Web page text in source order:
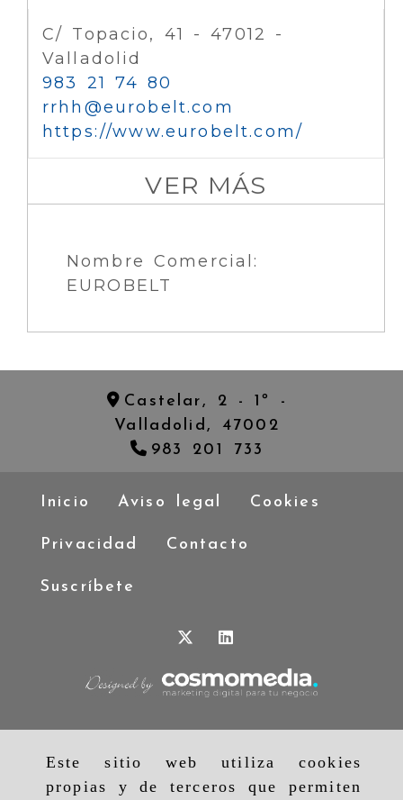
Este sitio web utiliza cookies
propias y de terceros que permiten
C/ Topacio, 41 - 47012 -
Valladolid
983 21 74 80
rrhh
eurobelt.com
https://www.eurobelt.com/
VER MÁS
Nombre Comercial:
EUROBELT
Castelar, 2 - 1º -
Valladolid, 47002
983 201 733
Inicio Aviso legal Cookies
Privacidad Contacto
Suscríbete